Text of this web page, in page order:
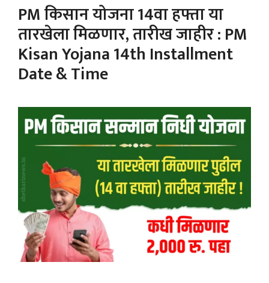
PM किसान योजना 14वा हफ्ता या
तारखेला मिळणार, तारीख जाहीर : PM
Kisan Yojana 14th Installment
Date & Time